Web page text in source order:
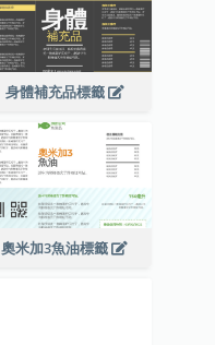
身體補充品標籤
奧米加3魚油標籤